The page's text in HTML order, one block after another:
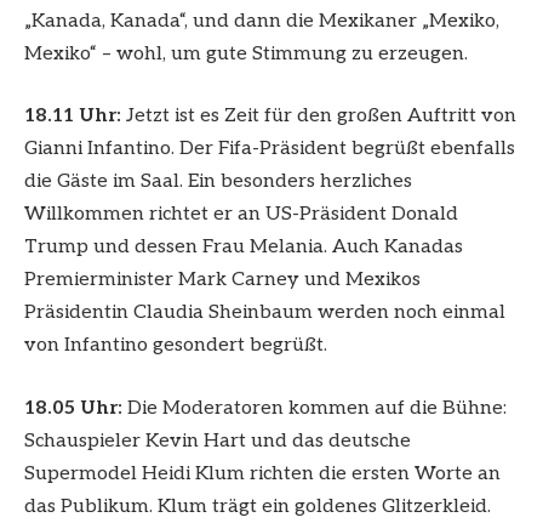
„Kanada, Kanada“, und dann die Mexikaner „Mexiko,
Mexiko“ – wohl, um gute Stimmung zu erzeugen.
18.11 Uhr: Jetzt ist es Zeit für den großen Auftritt von
Gianni Infantino. Der Fifa-Präsident begrüßt ebenfalls
die Gäste im Saal. Ein besonders herzliches
Willkommen richtet er an US-Präsident Donald
Trump und dessen Frau Melania. Auch Kanadas
Premierminister Mark Carney und Mexikos
Präsidentin Claudia Sheinbaum werden noch einmal
von Infantino gesondert begrüßt.
18.05 Uhr: Die Moderatoren kommen auf die Bühne:
Schauspieler Kevin Hart und das deutsche
Supermodel Heidi Klum richten die ersten Worte an
das Publikum. Klum trägt ein goldenes Glitzerkleid.